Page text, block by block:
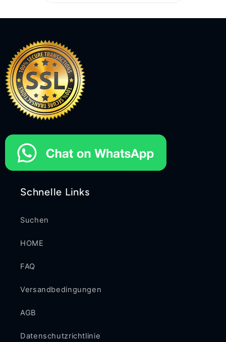
Schnelle Links
Suchen
HOME
FAQ
Versandbedingungen
AGB
Datenschutzrichtlinie